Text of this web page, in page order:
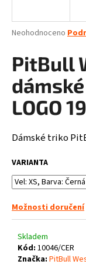
Průměrné
produktu
je
0,0
z
5
hvězdiček.
Neohodnoceno
PitBull
LOGO
Dámské triko
VARIANTA
Možnosti doručení
Skladem
Kód: 10046/CER
Značka: PitBull
j
t
?
D
o
p
u